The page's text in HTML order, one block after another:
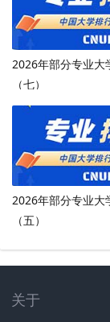
2026年部分专业大
（七）
2026年部分专业大
（五）
关于